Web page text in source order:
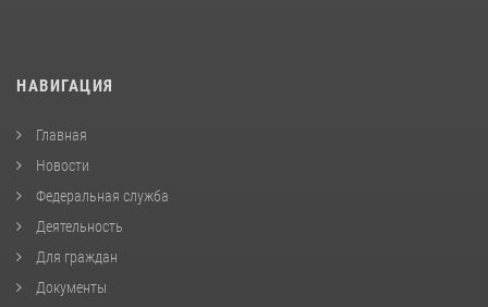
НАВИГАЦИЯ
Главная
Новости
Федеральная служба
Деятельность
Для граждан
Документы